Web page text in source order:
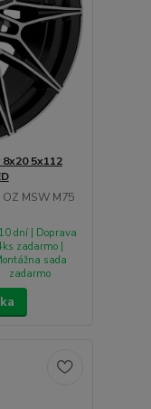
5x112
MSW M75
dní | Doprava
zadarmo |
sada
zadarmo